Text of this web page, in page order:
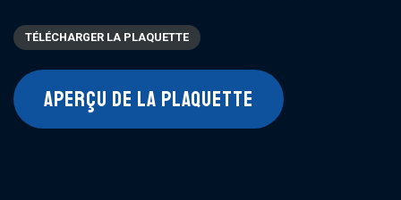
TÉLÉCHARGER LA PLAQUETTE
APERÇU DE LA PLAQUETTE